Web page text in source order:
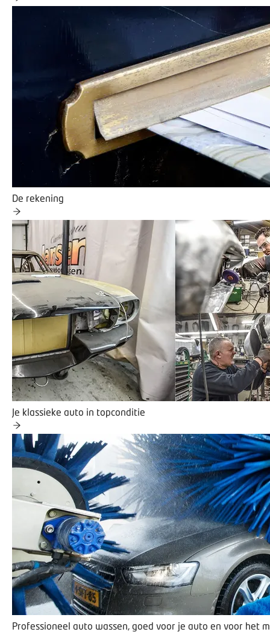
De rekening
Je klassieke auto in topconditie
Professioneel auto wassen, goed voor je auto en voor het